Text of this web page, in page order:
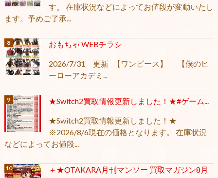
す。 在庫状況などによってお値段が変動いたし
ます。予めご了承...
おもちゃ WEBチラシ
2026/7/31 更新 【ワンピース】 【僕のヒ
ーローアカデミ...
★Switch2買取情報更新しました！★#ゲーム...
★Switch2買取情報更新しました！★
※2026/8/6現在の価格となります。 在庫状況
などによってお値段...
＋★OTAKARA月刊マンソー 買取マガジン8月